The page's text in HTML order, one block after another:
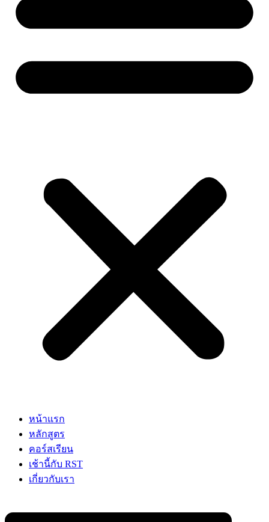
หน้าแรก
หลักสูตร
คอร์สเรียน
เช้านี้กับ RST
เกี่ยวกับเรา